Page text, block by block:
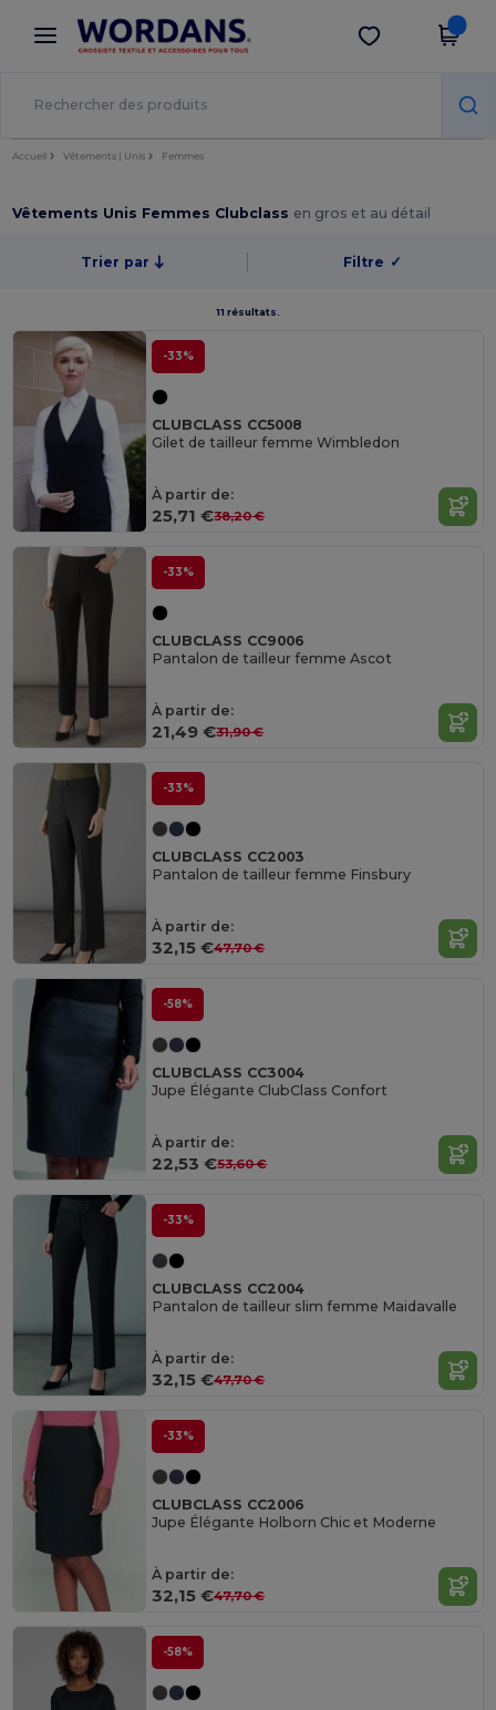
× Appli Wordans
Meilleurs prix sur l’app !
Obtenir l'appli
Accueil Vêtements | Unis Femmes
Vêtements Unis Femmes Clubclass en gros et au détail
Trier par Filtre ✓
11 résultats.
-33%
CLUBCLASS CC5008
Gilet de tailleur femme Wimbledon
À partir de:
25,71 €38,20 €
-33%
CLUBCLASS CC9006
Pantalon de tailleur femme Ascot
À partir de:
21,49 €31,90 €
-33%
CLUBCLASS CC2003
Pantalon de tailleur femme Finsbury
À partir de:
32,15 €47,70 €
-58%
CLUBCLASS CC3004
Jupe Élégante ClubClass Confort
À partir de:
22,53 €53,60 €
-33%
CLUBCLASS CC2004
Pantalon de tailleur slim femme Maidavalle
À partir de:
32,15 €47,70 €
-33%
CLUBCLASS CC2006
Jupe Élégante Holborn Chic et Moderne
À partir de:
32,15 €47,70 €
-58%